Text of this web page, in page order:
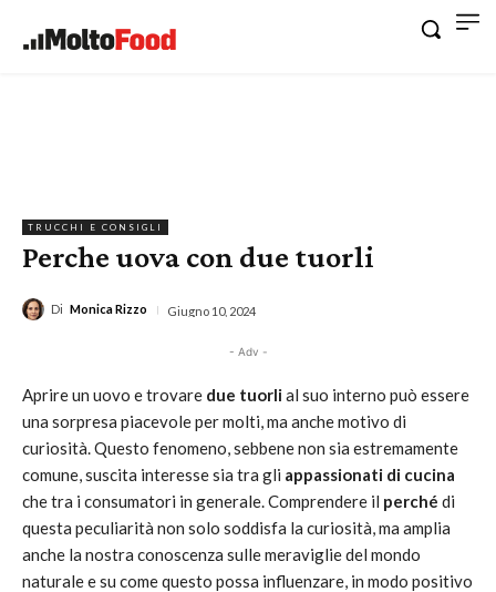
TRUCCHI E CONSIGLI
Perche uova con due tuorli
Di Monica Rizzo Giugno 10, 2024
- Adv -
Aprire un uovo e trovare due tuorlial suo interno può essere
una sorpresa piacevole per molti, ma anche motivo di
curiosità. Questo fenomeno, sebbene non sia estremamente
comune, suscita interesse sia tra gli appassionati di cucina
che tra i consumatori in generale. Comprendere il perché di
questa peculiarità non solo soddisfa la curiosità, ma amplia
anche la nostra conoscenza sulle meraviglie del mondo
naturale e su come questo possa influenzare, in modo positivo